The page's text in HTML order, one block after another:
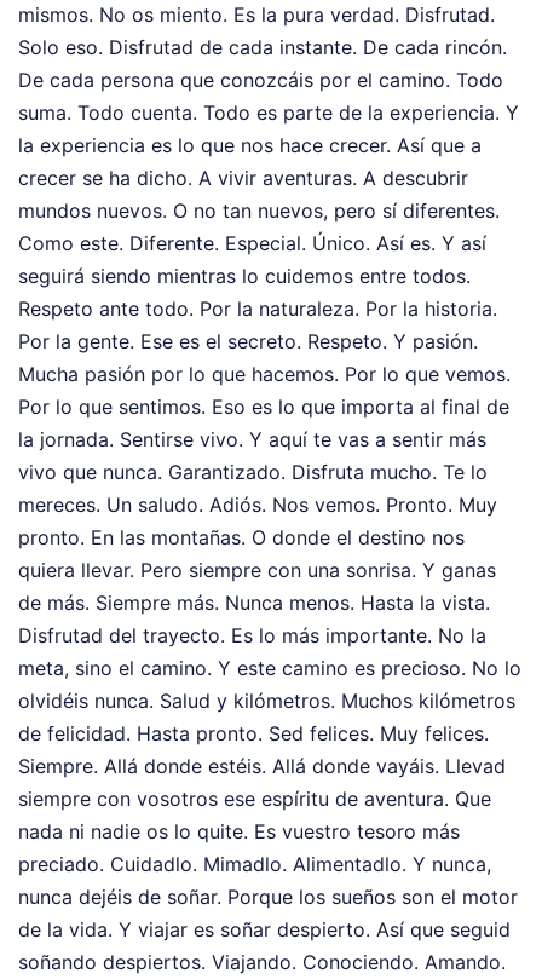
mismos. No os miento. Es la pura verdad. Disfrutad.
Solo eso. Disfrutad de cada instante. De cada rincón.
De cada persona que conozcáis por el camino. Todo
suma. Todo cuenta. Todo es parte de la experiencia. Y
la experiencia es lo que nos hace crecer. Así que a
crecer se ha dicho. A vivir aventuras. A descubrir
mundos nuevos. O no tan nuevos, pero sí diferentes.
Como este. Diferente. Especial. Único. Así es. Y así
seguirá siendo mientras lo cuidemos entre todos.
Respeto ante todo. Por la naturaleza. Por la historia.
Por la gente. Ese es el secreto. Respeto. Y pasión.
Mucha pasión por lo que hacemos. Por lo que vemos.
Por lo que sentimos. Eso es lo que importa al final de
la jornada. Sentirse vivo. Y aquí te vas a sentir más
vivo que nunca. Garantizado. Disfruta mucho. Te lo
mereces. Un saludo. Adiós. Nos vemos. Pronto. Muy
pronto. En las montañas. O donde el destino nos
quiera llevar. Pero siempre con una sonrisa. Y ganas
de más. Siempre más. Nunca menos. Hasta la vista.
Disfrutad del trayecto. Es lo más importante. No la
meta, sino el camino. Y este camino es precioso. No lo
olvidéis nunca. Salud y kilómetros. Muchos kilómetros
de felicidad. Hasta pronto. Sed felices. Muy felices.
Siempre. Allá donde estéis. Allá donde vayáis. Llevad
siempre con vosotros ese espíritu de aventura. Que
nada ni nadie os lo quite. Es vuestro tesoro más
preciado. Cuidadlo. Mimadlo. Alimentadlo. Y nunca,
nunca dejéis de soñar. Porque los sueños son el motor
de la vida. Y viajar es soñar despierto. Así que seguid
soñando despiertos. Viajando. Conociendo. Amando.